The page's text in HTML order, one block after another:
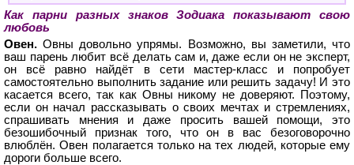
Как парни разных знаков Зодиака показывают свою
любовь
Овен. Овны довольно упрямы. Возможно, вы заметили, что
ваш парень любит всё делать сам и, даже если он не эксперт,
он всё равно найдёт в сети мастер-класс и попробует
самостоятельно выполнить задание или решить задачу! И это
касается всего, так как Овны никому не доверяют. Поэтому,
если он начал рассказывать о своих мечтах и стремлениях,
спрашивать мнения и даже просить вашей помощи, это
безошибочный признак того, что он в вас безоговорочно
влюблён. Овен полагается только на тех людей, которые ему
дороги больше всего.